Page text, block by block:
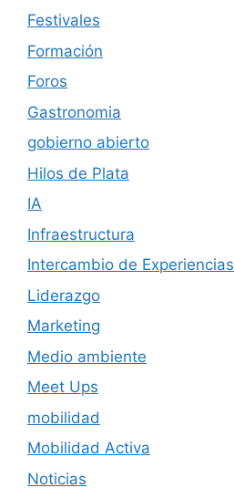
Festivales
Formación
Foros
Gastronomia
gobierno abierto
Hilos de Plata
IA
Infraestructura
Intercambio de Experiencias
Liderazgo
Marketing
Medio ambiente
Meet Ups
mobilidad
Mobilidad Activa
Noticias